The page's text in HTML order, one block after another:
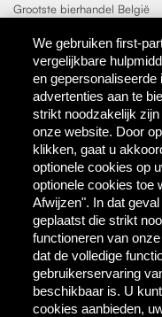
Grootste bierhandel België
Tools & Partners
Downloadcentrum
TaDa - digitale coupons
BEES Delivery - dranken
groothandel
Direct bestellen
We gebruiken first-
vergelijkbare
en gepersonaliseerde
advertenties aan te
strikt noodzakelijk
onze website. Door
klikken, gaat u
optionele cookies op
optionele cookies toe
Afwijzen". In dat
geplaatst die strikt
functioneren van
dat de volledige
gebruikerservaring
beschikbaar is. U
cookies aanbieden,